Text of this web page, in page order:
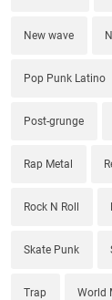
New wave
Pop Punk Latino
Post-grunge
Rap Metal
Rock N Roll
Skate Punk
Trap World